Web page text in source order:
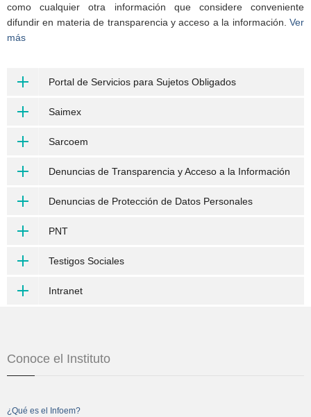
como cualquier otra información que considere conveniente
difundir en materia de transparencia y acceso a la información. Ver
más
Portal de Servicios para Sujetos Obligados
Saimex
Sarcoem
Denuncias de Transparencia y Acceso a la Información
Denuncias de Protección de Datos Personales
PNT
Testigos Sociales
Intranet
Conoce el Instituto
¿Qué es el Infoem?